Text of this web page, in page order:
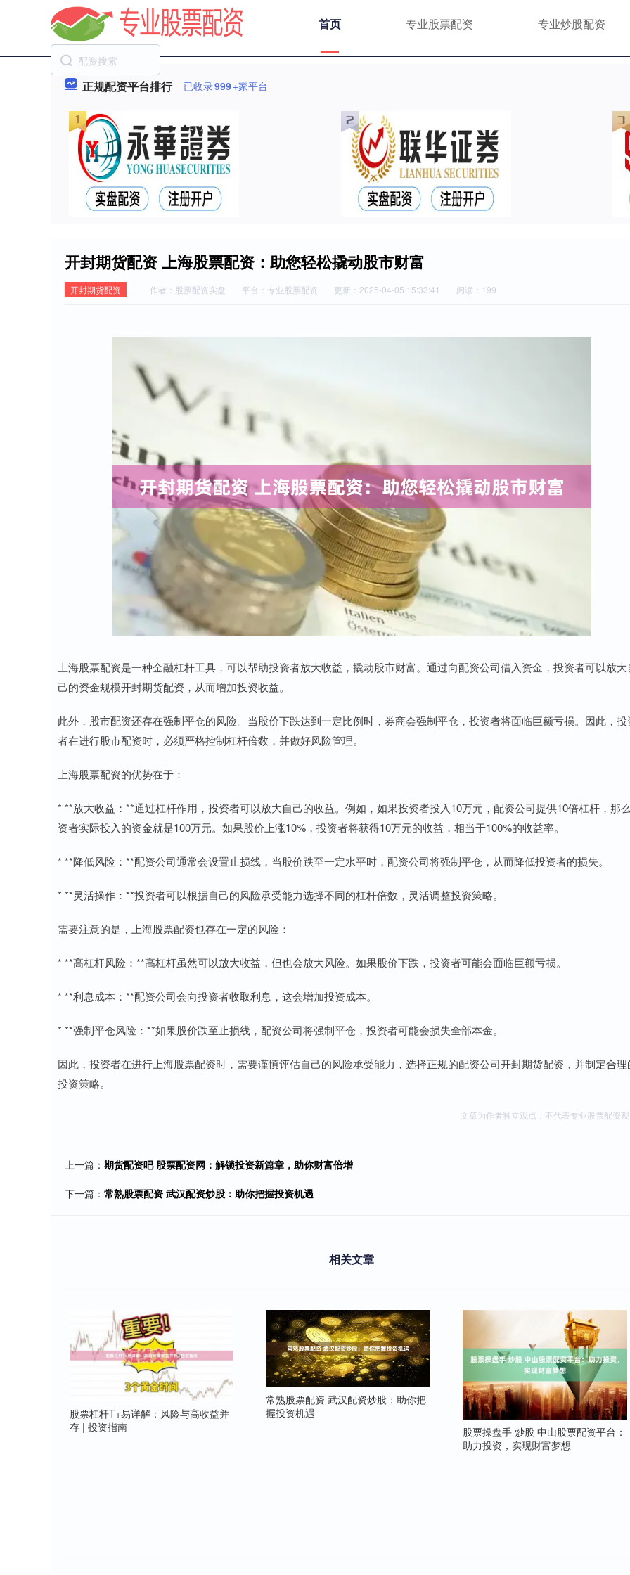
首页 专业股票配资 专业炒股配资
正规配资平台排行 已收录999+家平台
开封期货配资 上海股票配资：助您轻松撬动股市财富
开封期货配资 作者：股票配资实盘 平台：专业股票配资 更新：2025-04-05 15:33:41 阅读：199
上海股票配资是一种金融杠杆工具，可以帮助投资者放大收益，撬动股市财富。通过向配资公司借入资金，投资者可以放大
己的资金规模开封期货配资，从而增加投资收益。
此外，股市配资还存在强制平仓的风险。当股价下跌达到一定比例时，券商会强制平仓，投资者将面临巨额亏损。因此，投
者在进行股市配资时，必须严格控制杠杆倍数，并做好风险管理。
上海股票配资的优势在于：
* **放大收益：**通过杠杆作用，投资者可以放大自己的收益。例如，如果投资者投入10万元，配资公司提供10倍杠杆，那
资者实际投入的资金就是100万元。如果股价上涨10%，投资者将获得10万元的收益，相当于100%的收益率。
* **降低风险：**配资公司通常会设置止损线，当股价跌至一定水平时，配资公司将强制平仓，从而降低投资者的损失。
* **灵活操作：**投资者可以根据自己的风险承受能力选择不同的杠杆倍数，灵活调整投资策略。
需要注意的是，上海股票配资也存在一定的风险：
* **高杠杆风险：**高杠杆虽然可以放大收益，但也会放大风险。如果股价下跌，投资者可能会面临巨额亏损。
* **利息成本：**配资公司会向投资者收取利息，这会增加投资成本。
* **强制平仓风险：**如果股价跌至止损线，配资公司将强制平仓，投资者可能会损失全部本金。
因此，投资者在进行上海股票配资时，需要谨慎评估自己的风险承受能力，选择正规的配资公司开封期货配资，并制定合理
投资策略。
文章为作者独立观点，不代表专业股票配资
上一篇： 期货配资吧 股票配资网：解锁投资新篇章，助你财富倍增
下一篇： 常熟股票配资 武汉配资炒股：助你把握投资机遇
相关文章
股票杠杆T+易详解：风险与高收益并
存 | 投资指南
常熟股票配资 武汉配资炒股：助你把
握投资机遇
股票操盘手 炒股 中山股票配资平台：
助力投资，实现财富梦想